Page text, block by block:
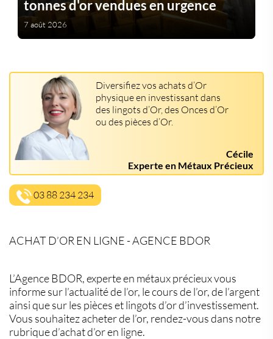
tonnes d'or vendues en urgence
7 août 2026
Diversifiez vos achats d’Or
physique en investissant dans
des lingots d’Or, des Onces d’Or
ou des pièces d’Or.
Cécile
Experte en Métaux Précieux
03 88 234 234
ACHAT D’OR EN LIGNE - AGENCE BDOR
L’Agence BDOR, experte en métaux précieux vous
informe sur l’actualité de l’or, le cours de l’or, de l’argent
ainsi que sur les pièces et lingots d’or d’investissement.
Vous souhaitez acheter de l’or, rendez-vous dans notre
rubrique d’achat d’or en ligne.